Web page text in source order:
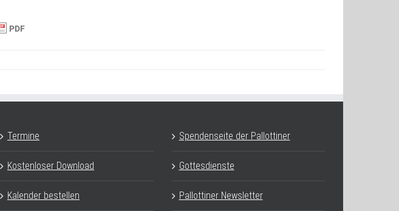
Termine
Kostenloser Download
Kalender bestellen
Spendenseite der Pallottiner
Gottesdienste
Pallottiner Newsletter